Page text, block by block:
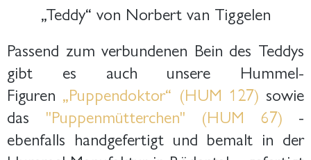
„Teddy“ von Norbert van Tiggelen
Passend zum verbundenen Bein des Teddys
gibt es auch unsere Hummel-
Figuren „Puppendoktor“ (HUM 127) sowie
das "Puppenmütterchen" (HUM 67) -
ebenfalls handgefertigt und bemalt in der